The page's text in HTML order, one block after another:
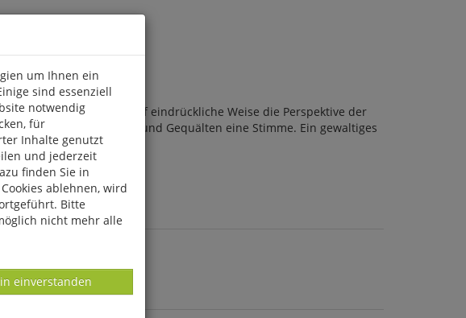
vereint auf eindrückliche Weise die Perspektive der
den Gefangenen und Gequälten eine Stimme. Ein gewaltiges
kart. Ullstein.
um Ihnen ein
sind essenziell
notwendig
für
Inhalte genutzt
und jederzeit
finden Sie in
ablehnen, wird
Bitte
nicht mehr alle
-
einverstanden